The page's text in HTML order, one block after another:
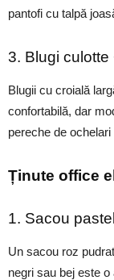
pantofi cu talpă
3. Blugi
Blugii cu croială
confortabilă, dar
pereche de ochelari
Ținute office
1. Sacou
Un sacou roz
negri sau bej este